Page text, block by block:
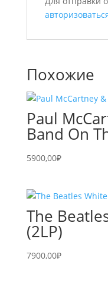
Похожие
Paul
Band On
5900,00₽
The
(2LP)
7900,00₽